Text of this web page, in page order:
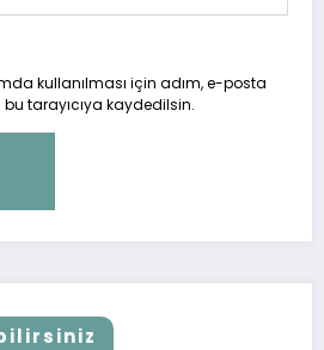
kullanılması için adım, e-posta
tarayıcıya kaydedilsin.